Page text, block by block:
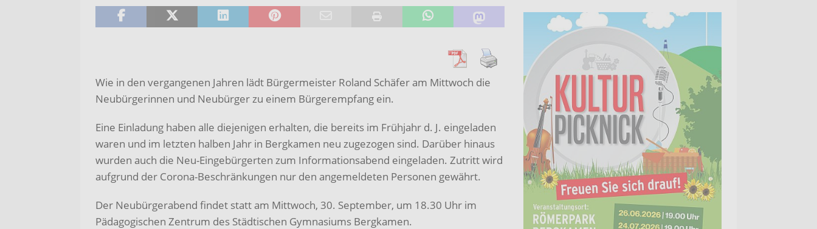
Holzbildhauerei sichern!
AKTUELLES
Wie in den vergangenen Jahren lädt Bürgermeister Roland Schäfer am Mittwoch die
Neubürgerinnen und Neubürger zu einem Bürgerempfang ein.
Eine Einladung haben alle diejenigen erhalten, die bereits im Frühjahr d. J. eingeladen
waren und im letzten halben Jahr in Bergkamen neu zugezogen sind. Darüber hinaus
wurden auch die Neu-Eingebürgerten zum Informationsabend eingeladen. Zutritt wird
aufgrund der Corona-Beschränkungen nur den angemeldeten Personen gewährt.
Der Neubürgerabend findet statt am Mittwoch, 30. September, um 18.30 Uhr im
Pädagogischen Zentrum des Städtischen Gymnasiums Bergkamen.